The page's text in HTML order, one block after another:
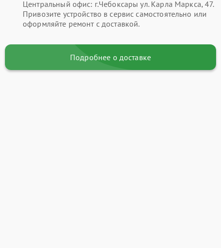
Центральный офис: г.Чебоксары ул. Карла Маркса, 47.
Привозите устройство в сервис самостоятельно или
оформляйте ремонт с доставкой.
Подробнее о доставке